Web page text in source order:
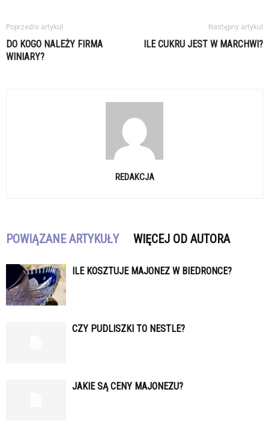
Poprzedni artykuł
DO KOGO NALEŻY FIRMA
WINIARY?
Następny artykuł
ILE CUKRU JEST W MARCHWI?
REDAKCJA
POWIĄZANE ARTYKUŁY WIĘCEJ OD AUTORA
ILE KOSZTUJE MAJONEZ W BIEDRONCE?
CZY PUDLISZKI TO NESTLE?
JAKIE SĄ CENY MAJONEZU?